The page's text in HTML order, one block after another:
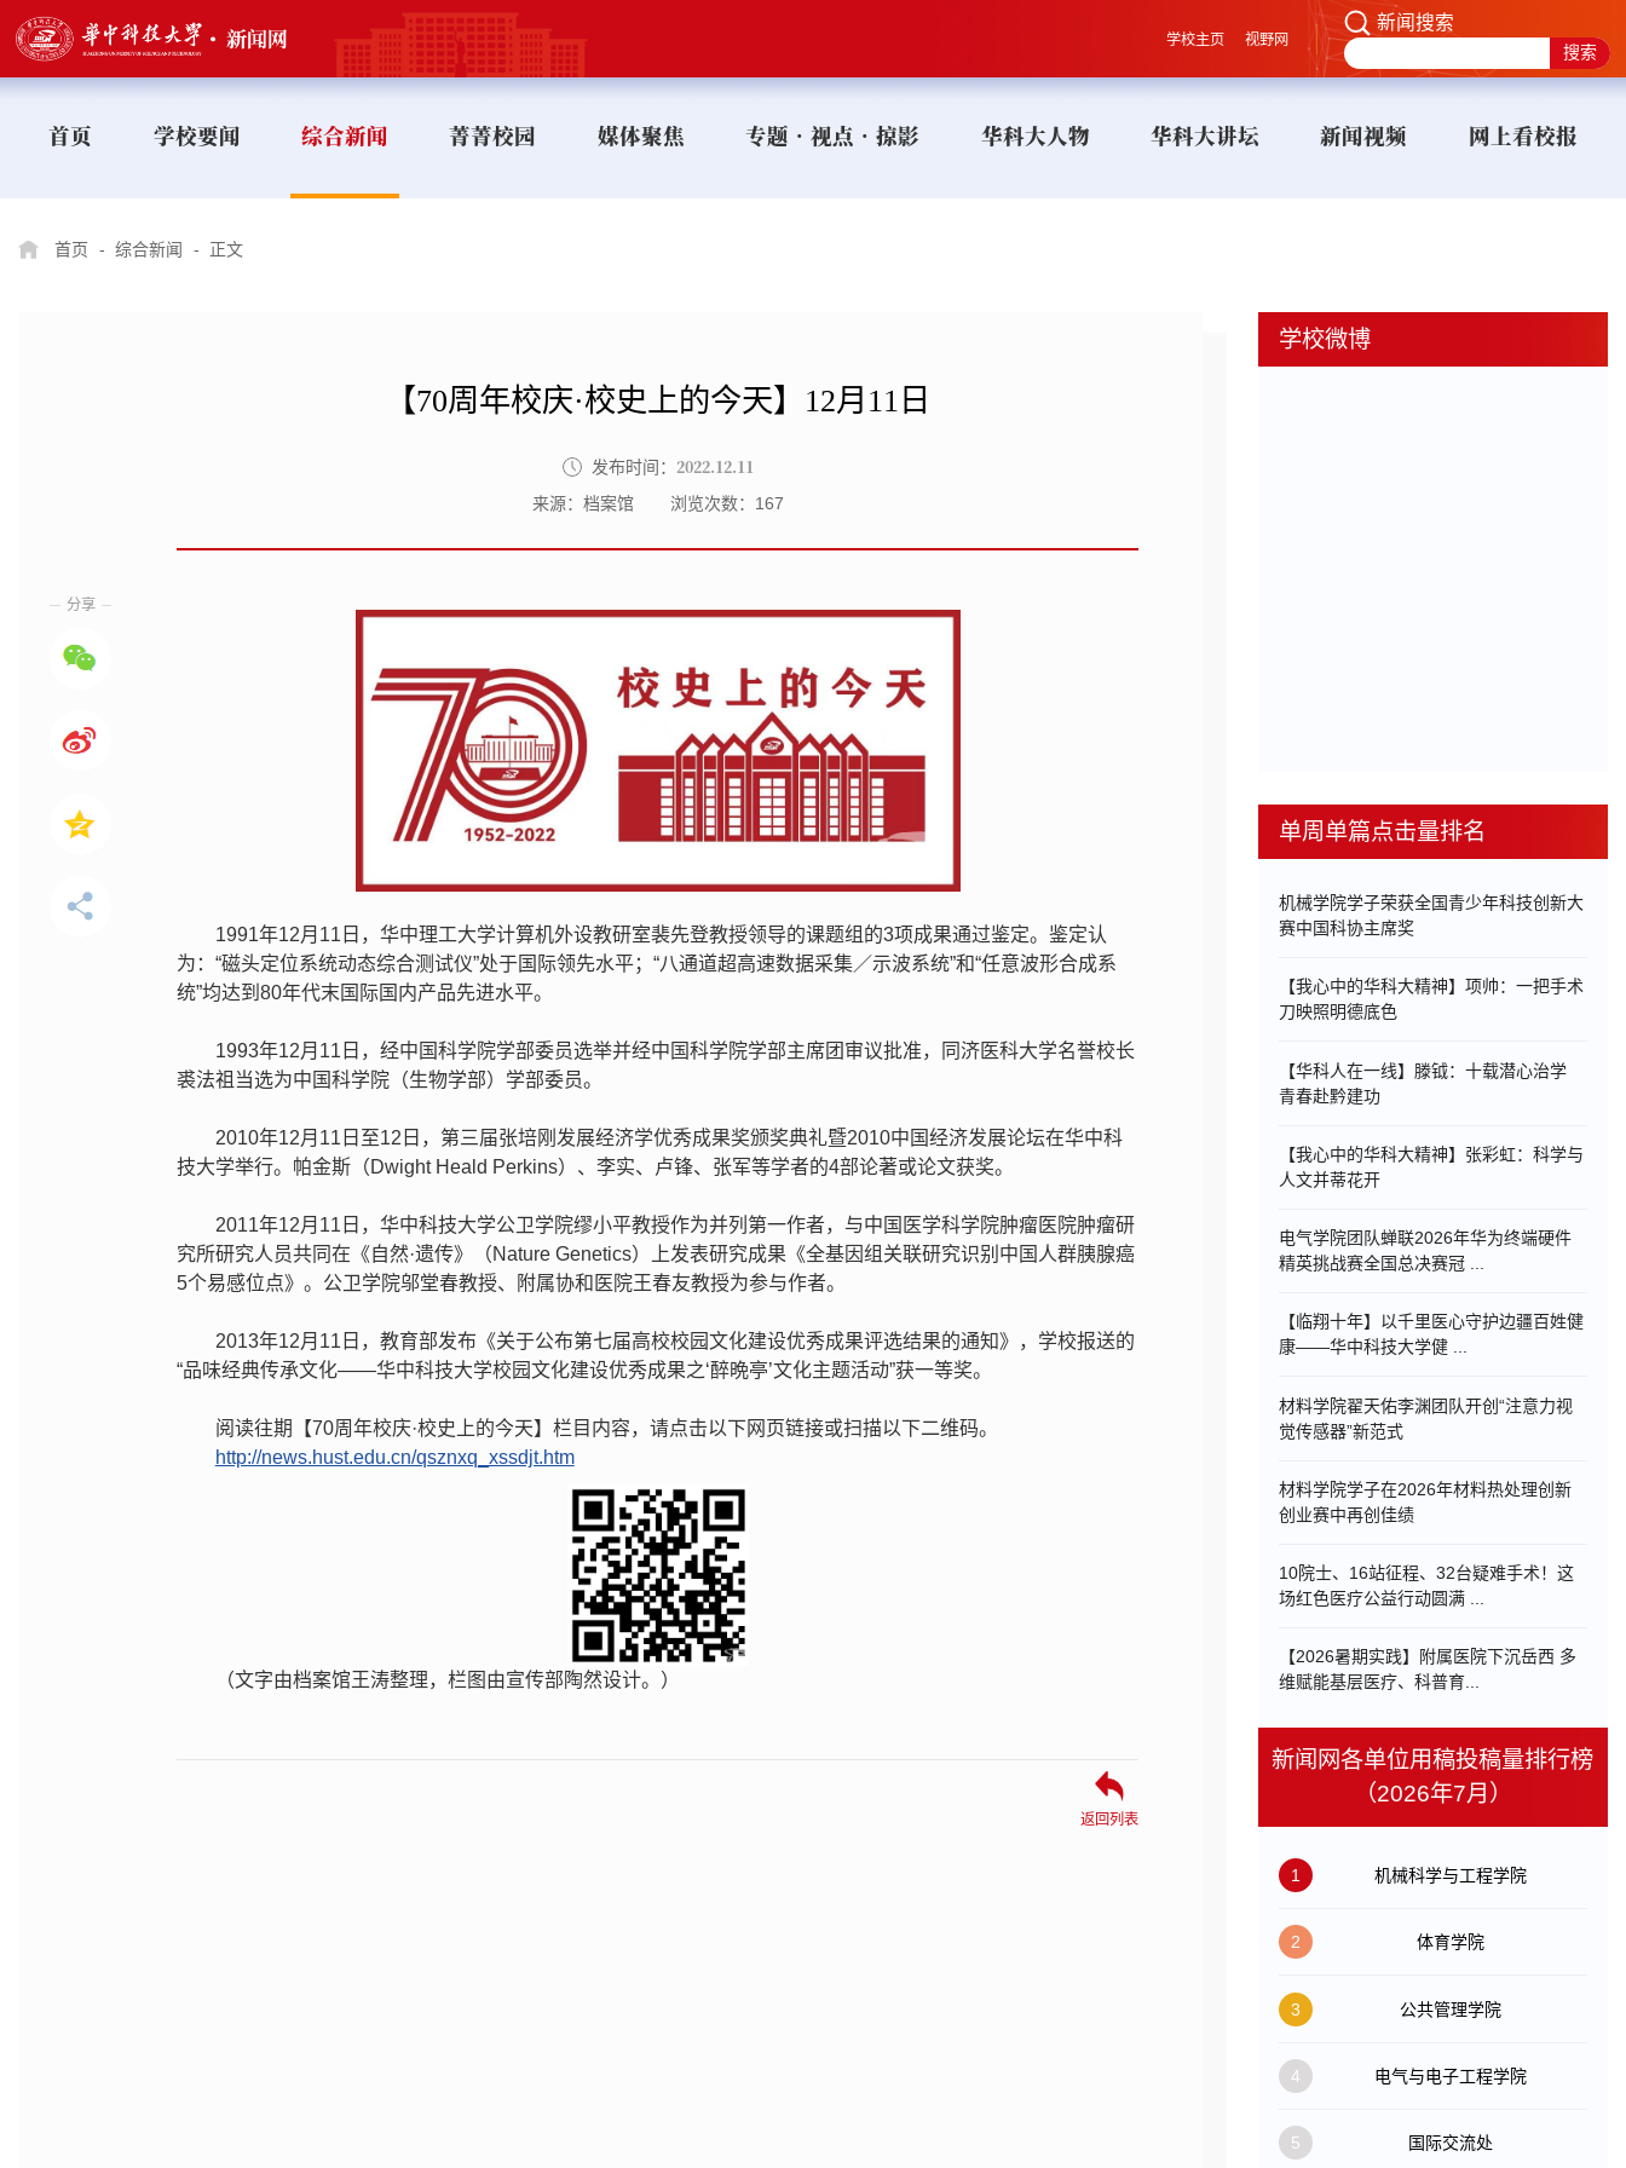
学校主页 视野网
新闻搜索
首页 学校要闻 综合新闻 菁菁校园 媒体聚焦 专题•视点•掠影 华科大人物 华科大讲坛 新闻视频 网上看校报
首页 - 综合新闻 - 正文
【70周年校庆·校史上的今天】12月11日
发布时间： 2022.12.11
来源：档案馆 浏览次数： 167
1991年12月11日，华中理工大学计算机外设教研室裴先登教授领导的课题组的3项成果通过鉴定。鉴定认
为：“磁头定位系统动态综合测试仪”处于国际领先水平；“八通道超高速数据采集／示波系统”和“任意波形合成系
统”均达到80年代末国际国内产品先进水平。
1993年12月11日，经中国科学院学部委员选举并经中国科学院学部主席团审议批准，同济医科大学名誉校长
裘法祖当选为中国科学院（生物学部）学部委员。
2010年12月11日至12日，第三届张培刚发展经济学优秀成果奖颁奖典礼暨2010中国经济发展论坛在华中科
技大学举行。帕金斯（Dwight Heald Perkins）、李实、卢锋、张军等学者的4部论著或论文获奖。
2011年12月11日，华中科技大学公卫学院缪小平教授作为并列第一作者，与中国医学科学院肿瘤医院肿瘤研
究所研究人员共同在《自然·遗传》（Nature Genetics）上发表研究成果《全基因组关联研究识别中国人群胰腺癌
5个易感位点》。公卫学院邬堂春教授、附属协和医院王春友教授为参与作者。
2013年12月11日，教育部发布《关于公布第七届高校校园文化建设优秀成果评选结果的通知》，学校报送的
“品味经典传承文化——华中科技大学校园文化建设优秀成果之‘醉晩亭’文化主题活动”获一等奖。
阅读往期【70周年校庆·校史上的今天】栏目内容，请点击以下网页链接或扫描以下二维码。
http://news.hust.edu.cn/qsznxq_xssdjt.htm
（文字由档案馆王涛整理，栏图由宣传部陶然设计。）
分享
返回列表
学校微博
单周单篇点击量排名
机械学院学子荣获全国青少年科技创新大
赛中国科协主席奖
【我心中的华科大精神】项帅：一把手术
刀映照明德底色
【华科人在一线】滕钺：十载潜心治学
青春赴黔建功
【我心中的华科大精神】张彩虹：科学与
人文并蒂花开
电气学院团队蝉联2026年华为终端硬件
精英挑战赛全国总决赛冠 ...
【临翔十年】以千里医心守护边疆百姓健
康——华中科技大学健 ...
材料学院翟天佑李渊团队开创“注意力视
觉传感器”新范式
材料学院学子在2026年材料热处理创新
创业赛中再创佳绩
10院士、16站征程、32台疑难手术！这
场红色医疗公益行动圆满 ...
【2026暑期实践】附属医院下沉岳西 多
维赋能基层医疗、科普育...
新闻网各单位用稿投稿量排行榜
（2026年7月）
1 机械科学与工程学院
2 体育学院
3 公共管理学院
4 电气与电子工程学院
5 国际交流处